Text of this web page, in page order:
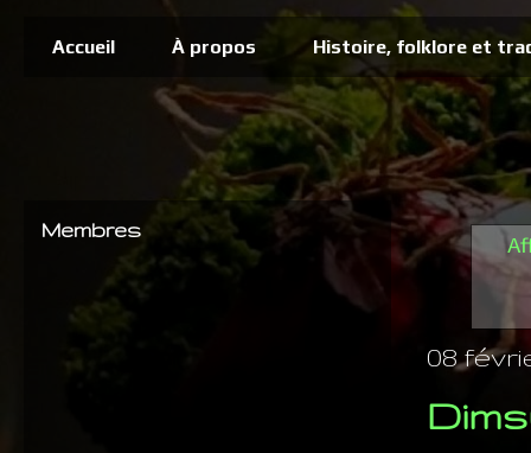
Accueil À propos Histoire, folklore et
08
Membres